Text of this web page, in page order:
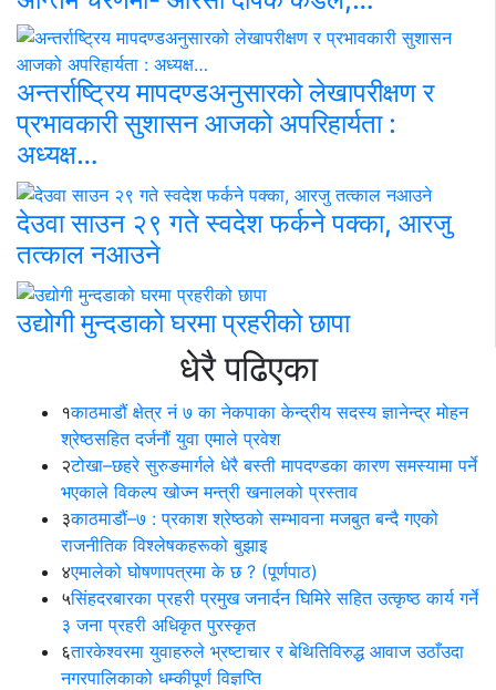
अन्तर्राष्ट्रिय मापदण्डअनुसारको लेखापरीक्षण र
प्रभावकारी सुशासन आजको अपरिहार्यता :
अध्यक्ष…
देउवा साउन २९ गते स्वदेश फर्कने पक्का, आरजु
तत्काल नआउने
उद्योगी मुन्दडाको घरमा प्रहरीको छापा
धेरै पढिएका
१काठमाडौं क्षेत्र नं ७ का नेकपाका केन्द्रीय सदस्य ज्ञानेन्द्र मोहन
श्रेष्ठसहित दर्जनौं युवा एमाले प्रवेश
२टोखा–छहरे सुरुङमार्गले धेरै बस्ती मापदण्डका कारण समस्यामा पर्ने
भएकाले विकल्प खोज्न मन्त्री खनालको प्रस्ताव
३काठमाडौं–७ : प्रकाश श्रेष्ठको सम्भावना मजबुत बन्दै गएको
राजनीतिक विश्लेषकहरूको बुझाइ
४एमालेको घोषणापत्रमा के छ ? (पूर्णपाठ)
५सिंहदरबारका प्रहरी प्रमुख जनार्दन घिमिरे सहित उत्कृष्ठ कार्य गर्ने
३ जना प्रहरी अधिकृत पुरस्कृत
६तारकेश्वरमा युवाहरुले भ्रष्टाचार र बेथितिविरुद्ध आवाज उठाँउदा
नगरपालिकाको धम्कीपूर्ण विज्ञप्ति